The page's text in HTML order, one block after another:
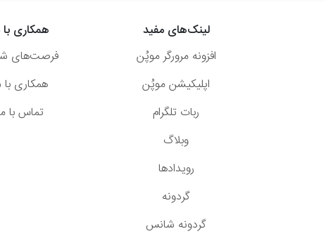
لینک‌های مفید
افزونه مرورگر موپُن
اپلیکیشن موپُن
ربات تلگرام
وبلاگ
رویدادها
گردونه
گردونه شانس
همکاری با
فرصت‌های
همکاری با
تماس با